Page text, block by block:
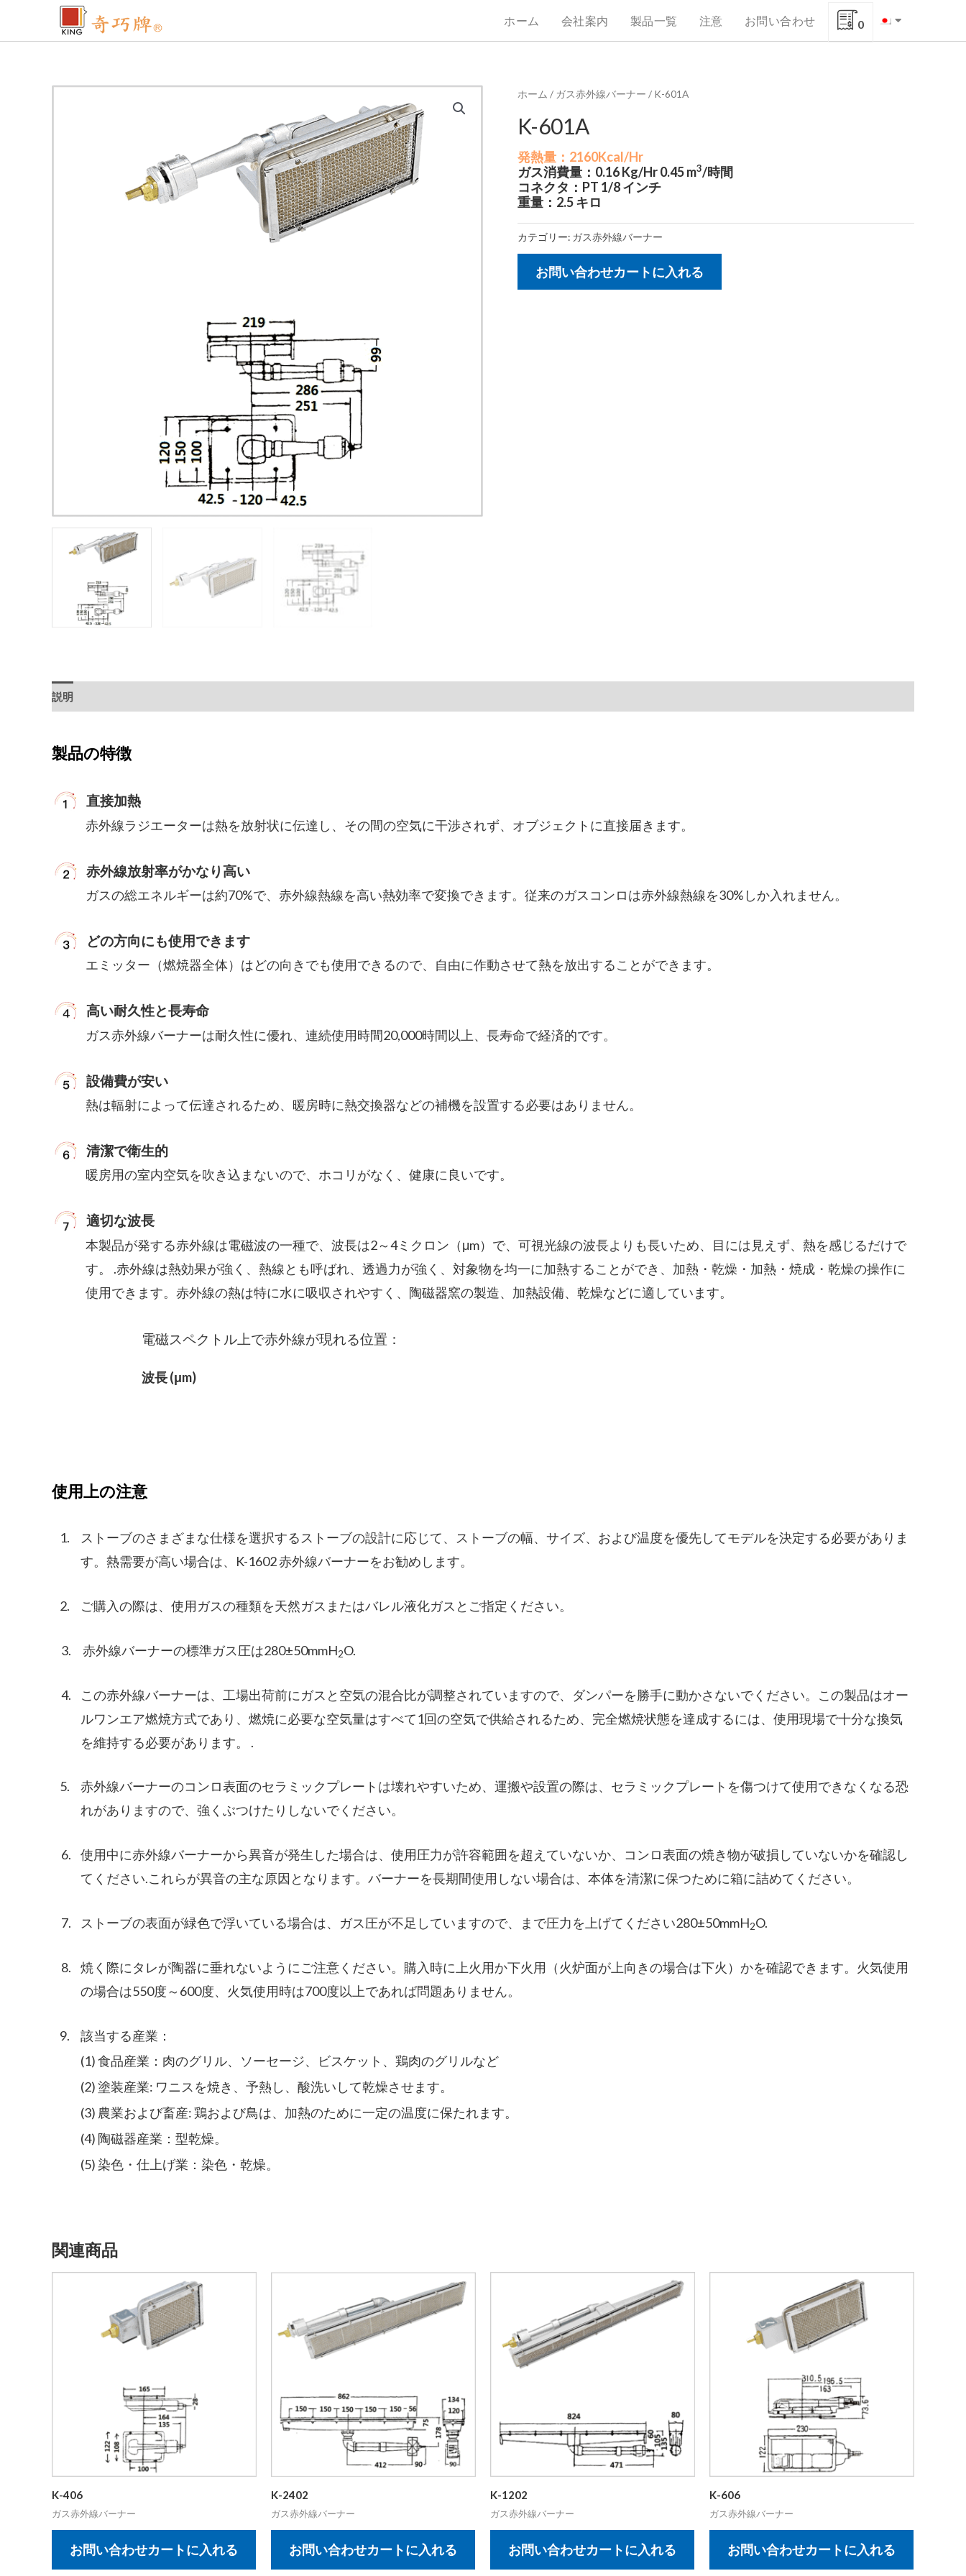
ホーム 会社案内 製品一覧 注意 お問い合わせ 0
ホーム / ガス赤外線バーナー / K-601A
K-601A
発熱量：2160Kcal/Hr
ガス消費量：0.16 Kg/Hr 0.45 m3/時間
コネクタ：PT 1/8 インチ
重量：2.5 キロ
カテゴリー: ガス赤外線バーナー
お問い合わせカートに入れる
説明
製品の特徴
直接加熱
赤外線ラジエーターは熱を放射状に伝達し、その間の空気に干渉されず、オブジェクトに直接届きます。
赤外線放射率がかなり高い
ガスの総エネルギーは約70%で、赤外線熱線を高い熱効率で変換できます。従来のガスコンロは赤外線熱線を30%しか入れません。
どの方向にも使用できます
エミッター（燃焼器全体）はどの向きでも使用できるので、自由に作動させて熱を放出することができます。
高い耐久性と長寿命
ガス赤外線バーナーは耐久性に優れ、連続使用時間20,000時間以上、長寿命で経済的です。
設備費が安い
熱は輻射によって伝達されるため、暖房時に熱交換器などの補機を設置する必要はありません。
清潔で衛生的
暖房用の室内空気を吹き込まないので、ホコリがなく、健康に良いです。
適切な波長
本製品が発する赤外線は電磁波の一種で、波長は2～4ミクロン（μm）で、可視光線の波長よりも長いため、目には見えず、熱を感じるだけで
す。 .赤外線は熱効果が強く、熱線とも呼ばれ、透過力が強く、対象物を均一に加熱することができ、加熱・乾燥・加熱・焼成・乾燥の操作に
使用できます。赤外線の熱は特に水に吸収されやすく、陶磁器窯の製造、加熱設備、乾燥などに適しています。
電磁スペクトル上で赤外線が現れる位置：
波長 (μm)
使用上の注意
1.
ストーブのさまざまな仕様を選択するストーブの設計に応じて、ストーブの幅、サイズ、および温度を優先してモデルを決定する必要がありま
す。熱需要が高い場合は、K-1602 赤外線バーナーをお勧めします。
2. ご購入の際は、使用ガスの種類を天然ガスまたはバレル液化ガスとご指定ください。
3. 赤外線バーナーの標準ガス圧は280±50mmH2O.
4.
この赤外線バーナーは、工場出荷前にガスと空気の混合比が調整されていますので、ダンパーを勝手に動かさないでください。この製品はオー
ルワンエア燃焼方式であり、燃焼に必要な空気量はすべて1回の空気で供給されるため、完全燃焼状態を達成するには、使用現場で十分な換気
を維持する必要があります。 .
5.
赤外線バーナーのコンロ表面のセラミックプレートは壊れやすいため、運搬や設置の際は、セラミックプレートを傷つけて使用できなくなる恐
れがありますので、強くぶつけたりしないでください。
6.
使用中に赤外線バーナーから異音が発生した場合は、使用圧力が許容範囲を超えていないか、コンロ表面の焼き物が破損していないかを確認し
てください.これらが異音の主な原因となります。バーナーを長期間使用しない場合は、本体を清潔に保つために箱に詰めてください。
7. ストーブの表面が緑色で浮いている場合は、ガス圧が不足していますので、まで圧力を上げてください280±50mmH2O.
8.
焼く際にタレが陶器に垂れないようにご注意ください。購入時に上火用か下火用（火炉面が上向きの場合は下火）かを確認できます。火気使用
の場合は550度～600度、火気使用時は700度以上であれば問題ありません。
9.
該当する産業：
(1) 食品産業：肉のグリル、ソーセージ、ビスケット、鶏肉のグリルなど
(2) 塗装産業: ワニスを焼き、予熱し、酸洗いして乾燥させます。
(3) 農業および畜産: 鶏および鳥は、加熱のために一定の温度に保たれます。
(4) 陶磁器産業：型乾燥。
(5) 染色・仕上げ業：染色・乾燥。
関連商品
K-406
ガス赤外線バーナー
お問い合わせカートに入れる
K-2402
ガス赤外線バーナー
お問い合わせカートに入れる
K-1202
ガス赤外線バーナー
お問い合わせカートに入れる
K-606
ガス赤外線バーナー
お問い合わせカートに入れる